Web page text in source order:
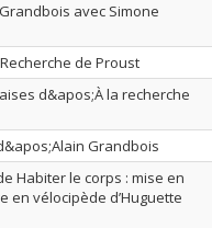
avec Simone
de Proust
d&apos;À la recherche
Grandbois
Habiter le corps : mise en
en vélocipède d’Huguette